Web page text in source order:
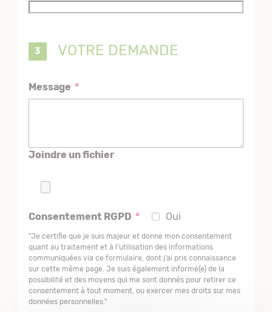
VOTRE DEMANDE
Message *
Joindre un fichier
Consentement RGPD * Oui
"Je certifie que je suis majeur et donne mon consentement
quant au traitement et à l'utilisation des informations
communiquées via ce formulaire, dont j’ai pris connaissance
sur cette même page. Je suis également informé(e) de la
possibilité et des moyens qui me sont donnés pour retirer ce
consentement à tout moment, ou exercer mes droits sur mes
données personnelles."